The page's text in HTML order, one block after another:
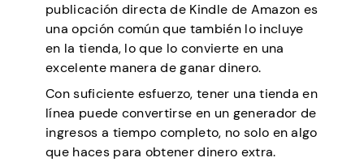
publicación directa de Kindle de Amazon es
una opción común que también lo incluye
en la tienda, lo que lo convierte en una
excelente manera de ganar dinero.
Con suficiente esfuerzo, tener una tienda en
línea puede convertirse en un generador de
ingresos a tiempo completo, no solo en algo
que haces para obtener dinero extra.